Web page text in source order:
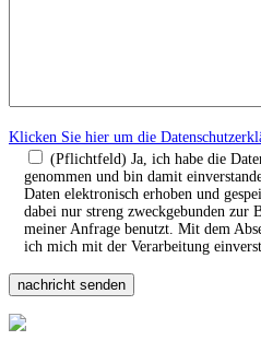
Klicken Sie hier um die
(Pflichtfeld) Ja, ich habe die
genommen und bin damit
Daten elektronisch erhoben und
dabei nur streng zweckgebunden zur
meiner Anfrage benutzt. Mit dem
ich mich mit der Verarbeitung